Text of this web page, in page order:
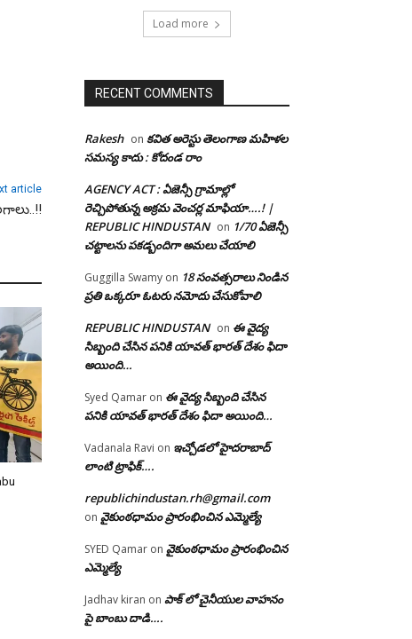
article
Load more
RECENT COMMENTS
Rakesh on కవిత అరెస్టు తెలంగాణ మహిళల
సమస్య కాదు : కోదండ రాం
AGENCY ACT : ఏజెన్సీ గ్రామాల్లో
రెచ్చిపోతున్న అక్రమ వెంచర్ల మాఫియా….! |
REPUBLIC HINDUSTAN on 1/70 ఏజెన్సీ
చట్టాలను పకడ్బందిగా అమలు చేయాలి
Guggilla Swamy on 18 సంవత్సరాలు నిండిన
ప్రతి ఒక్కరూ ఓటరు నమోదు చేసుకోవాలి
REPUBLIC HINDUSTAN on ఈ వైద్య
సిబ్బంది చేసిన పనికి యావత్ భారత్ దేశం ఫిదా
అయింది…
Syed Qamar on ఈ వైద్య సిబ్బంది చేసిన
పనికి యావత్ భారత్ దేశం ఫిదా అయింది…
Vadanala Ravi on ఇచ్చోడలో హైదరాబాద్
లాంటి ట్రాఫిక్….
republichindustan.rh@gmail.com
on వైకుంఠధామం ప్రారంభించిన ఎమ్మెల్యే
SYED Qamar on వైకుంఠధామం ప్రారంభించిన
ఎమ్మెల్యే
Jadhav kiran on పాక్ లో చైనీయుల వాహనం
పై బాంబు దాడి….